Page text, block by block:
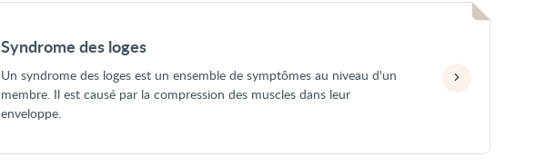
Syndrome des loges
Un syndrome des loges est un ensemble de symptômes au niveau d'un
membre. Il est causé par la compression des muscles dans leur
enveloppe.